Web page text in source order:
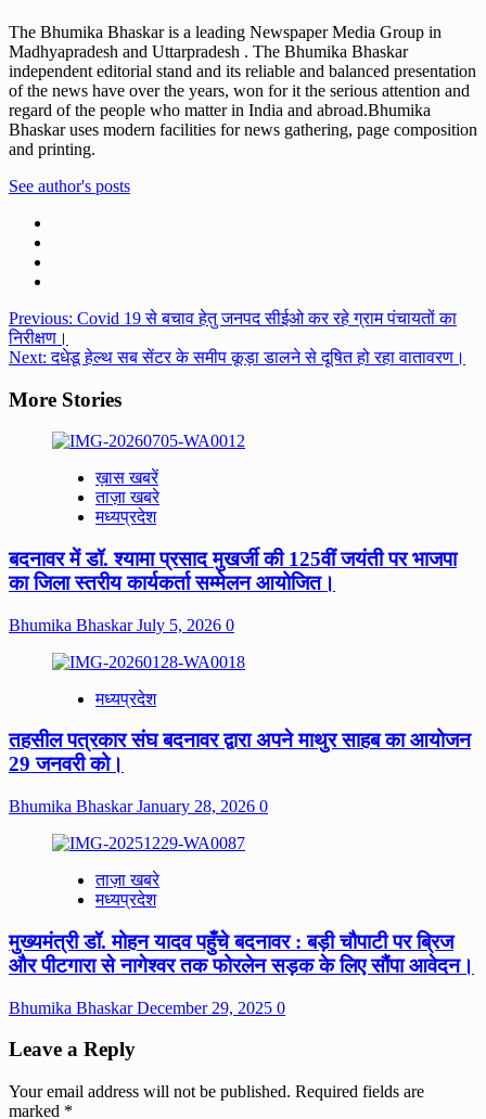
The Bhumika Bhaskar is a leading Newspaper Media Group in
Madhyapradesh and Uttarpradesh . The Bhumika Bhaskar
independent editorial stand and its reliable and balanced presentation
of the news have over the years, won for it the serious attention and
regard of the people who matter in India and abroad.Bhumika
Bhaskar uses modern facilities for news gathering, page composition
and printing.
See author's posts
Post
navigation
Previous: Covid 19 से बचाव हेतु जनपद सीईओ कर रहे ग्राम पंचायतों का
निरीक्षण।
Next:दधेडू हेल्थ सब सेंटर के समीप कूड़ा डालने से दूषित हो रहा वातावरण।
More Stories
ख़ास खबरें
ताज़ा खबरे
मध्यप्रदेश
बदनावर में डॉ. श्यामा प्रसाद मुखर्जी की 125वीं जयंती पर भाजपा
का जिला स्तरीय कार्यकर्ता सम्मेलन आयोजित।
Bhumika BhaskarJuly 5, 2026 0
मध्यप्रदेश
तहसील पत्रकार संघ बदनावर द्वारा अपने माथुर साहब का आयोजन
29 जनवरी को।
Bhumika BhaskarJanuary 28, 2026 0
ताज़ा खबरे
मध्यप्रदेश
मुख्यमंत्री डॉ. मोहन यादव पहुँचे बदनावर : बड़ी चौपाटी पर ब्रिज
और पीटगारा से नागेश्वर तक फोरलेन सड़क के लिए सौंपा आवेदन।
Bhumika BhaskarDecember 29, 2025 0
Leave a Reply
Your email address will not be published. Required fields are
marked *